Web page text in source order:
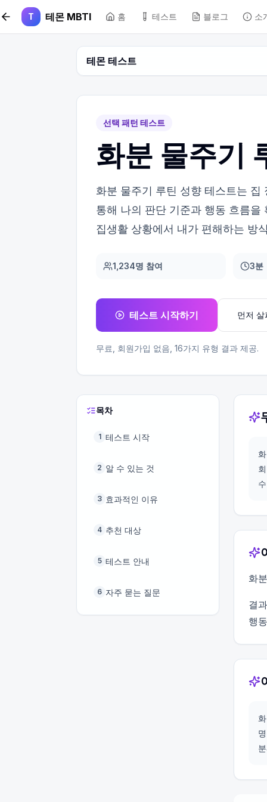
본문 바로가기
T 테몬 MBTI 홈 테스트 블로그 소
테몬 테스트
선택 패턴 테스트
화분 물주기
화분 물주기 루틴 성향 테스트는
통해 나의 판단 기준과 행동 흐름을
집생활 상황에서 내가 편해하는 방
1,234명 참여 3분
테스트 시작하기 먼저 살
무료, 회원가입 없음, 16가지 유형 결과 제공.
목차
1 테스트 시작
2 알 수 있는 것
3 효과적인 이유
4 추천 대상
5 테스트 안내
6 자주 묻는 질문
화
결
행